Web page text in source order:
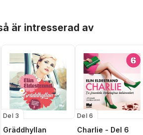
är intresserad av
Del 3
Gräddhyllan
Del 6
Charlie - Del 6